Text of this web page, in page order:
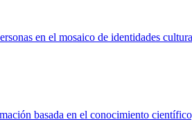
en el mosaico de identidades
basada en el conocimiento